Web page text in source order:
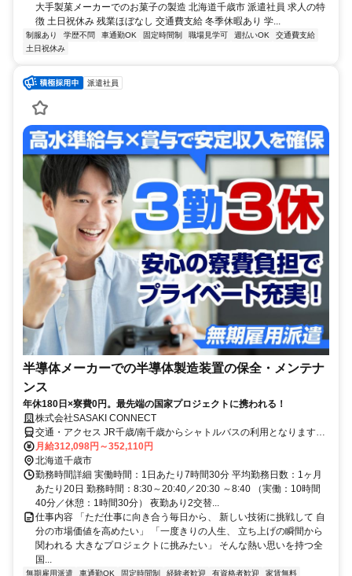
大手製菓メーカーでのお菓子の製造 北海道千歳市 派遣社員 求人の特
徴 土日祝休み 残業ほぼなし 交通費支給 冬季休暇あり 学...
制服あり 学歴不問 車通勤OK 固定時間制 職場見学可 週払いOK
交通費支給
土日祝休み
派遣社員
半導体メーカーでの半導体製造装置の保全・メンテナ
ンス
年休180日×寮費0円。最先端の国家プロジェクトに携われる！
株式会社SASAKI CONNECT
交通・アクセス JR千歳/南千歳からシャトルバスの利用となります。
車通勤の方は、所定の駐車場から送迎となります
月給312,098円～352,110円
北海道千歳市
勤務時間詳細 実働時間：1日あたり7時間30分 平均勤務日数：1ヶ月
あたり20日 勤務時間：8:30～20:40／20:30 ～8:40 （実働：10時間
40分／休憩：1時間30分） 夜勤あり2交替...
仕事内容 「ただ仕事に向き合う毎日から、 新しい技術に挑戦して 自
分の市場価値を高めたい」 「一度きりの人生、 立ち上げの瞬間から
関われる 大きなプロジェクトに挑みたい」 そんな熱い思いを持つ全
国...
無期雇用派遣 車通勤OK 固定時間制 経験者歓迎 有資格者歓迎 家賃無料